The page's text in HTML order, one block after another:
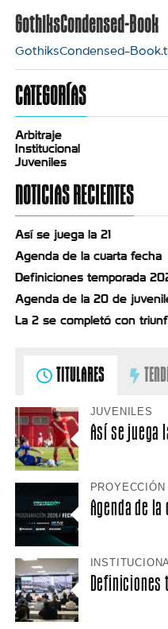
GothiksCondensed-Book
GothiksCondensed-
CATEGORÍAS
Arbitraje
Institucional
Juveniles
NOTICIAS RECIENTES
Así se juega la 21
Agenda de la cuarta fecha
Definiciones temporada
Agenda de la 20 de
La 2 se completó con
TITULARES
JUVENILES
Así se juega
PROYECCIÓN
Agenda de
Definiciones